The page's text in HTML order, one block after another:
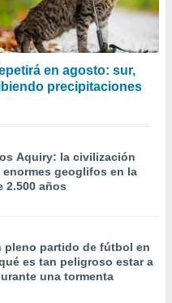
en agosto: sur,
precipitaciones
Aquiry: la civilización
geoglifos en la
2.500 años
pleno partido de fútbol en
es tan peligroso estar a
una tormenta